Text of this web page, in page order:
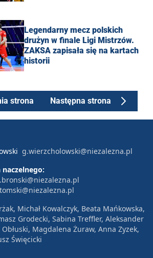
Legendarny mecz polskich
drużyn w finale Ligi Mistrzów.
ZAKSA zapisała się na kartach
historii
strona Następna strona
g.wierzcholowski@niezalezna.pl
Michał Kowalczyk, Beata Mańkowska,
Grodecki, Sabina Treffler, Aleksander
Magdalena Żuraw, Anna Zyzek,
Święcicki